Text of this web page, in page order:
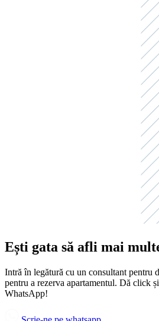
Ești gata să afli mai
Intră în legătură cu un consultant pentru
pentru a rezerva apartamentul. Dă click
WhatsApp!